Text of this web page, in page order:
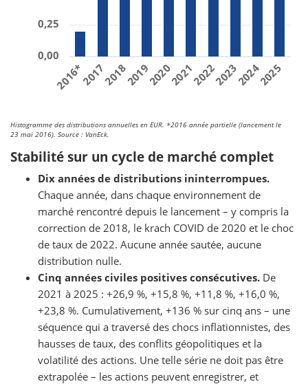
2016*201720182019202020212022202320242025
0,00
0,25
Histogramme des distributions annuelles en EUR. *2016 année partielle (lancement le
23 mai 2016). Source : VanEck.
Stabilité sur un cycle de marché complet
Dix années de distributions ininterrompues.
Chaque année, dans chaque environnement de
marché rencontré depuis le lancement – y compris la
correction de 2018, le krach COVID de 2020 et le choc
de taux de 2022. Aucune année sautée, aucune
distribution nulle.
Cinq années civiles positives consécutives. De
2021 à 2025 : +26,9 %, +15,8 %, +11,8 %, +16,0 %,
+23,8 %. Cumulativement, +136 % sur cinq ans – une
séquence qui a traversé des chocs inflationnistes, des
hausses de taux, des conflits géopolitiques et la
volatilité des actions. Une telle série ne doit pas être
extrapolée – les actions peuvent enregistrer, et